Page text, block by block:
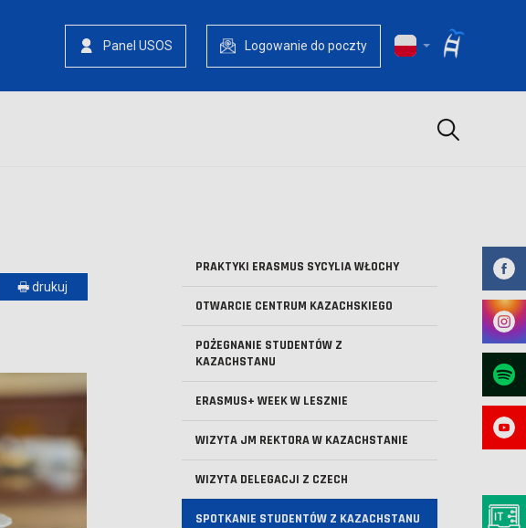
Panel USOS Logowanie do poczty
Szukaj
PRAKTYKI ERASMUS SYCYLIA WŁOCHY
OTWARCIE CENTRUM KAZACHSKIEGO
POŻEGNANIE STUDENTÓW Z
KAZACHSTANU
ERASMUS+ WEEK W LESZNIE
WIZYTA JM REKTORA W KAZACHSTANIE
WIZYTA DELEGACJI Z CZECH
SPOTKANIE STUDENTÓW Z KAZACHSTANU
🖶 drukuj